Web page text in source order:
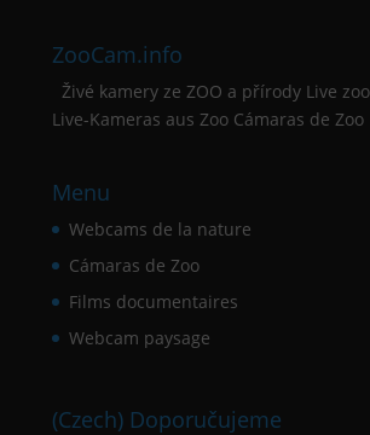
ZooCam.info
Živé kamery ze ZOO a přírody Live
Live-Kameras aus Zoo Cámaras de Zoo
Menu
Webcams de la nature
Cámaras de Zoo
Films documentaires
Webcam paysage
(Czech) Doporučujeme